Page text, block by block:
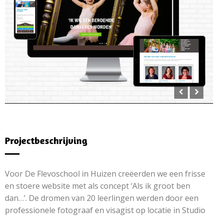
Projectbeschrijving
Voor De Flevoschool in Huizen creëerden we een frisse
en stoere website met als concept ‘Als ik groot ben
dan…’. De dromen van 20 leerlingen werden door een
professionele fotograaf en visagist op locatie in Studio